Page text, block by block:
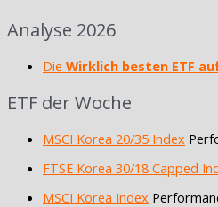
Analyse 2026
Die Wirklich besten ETF
ETF der Woche
MSCI Korea 20/35 Index
FTSE Korea 30/18 Capped
MSCI Korea Index